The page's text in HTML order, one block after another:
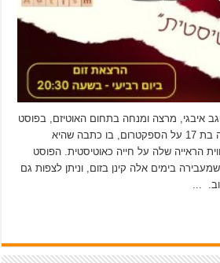
איבגי, מרצה ומנחה בתחום האוטיזם, בפוסט
בפייסבוק של סיון קינן, נערה בת 17 על הספקטרום, בו כתבה שהיא
הראייה שלה על חייה כאוטיסטית. הפוסט
בימים אלה קינן בזום, וניתן לצפות גם
...